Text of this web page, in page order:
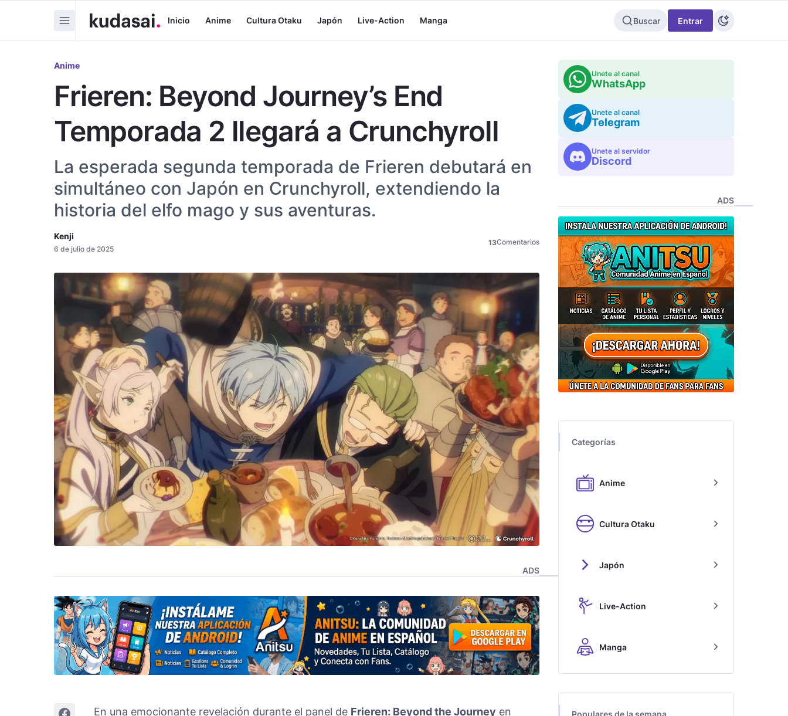
Inicio Anime Cultura Otaku Japón Live-Action Manga Buscar Entrar
Anime
Frieren: Beyond Journey’s End
Temporada 2 llegará a Crunchyroll
La esperada segunda temporada de Frieren debutará en
simultáneo con Japón en Crunchyroll, extendiendo la
historia del elfo mago y sus aventuras.
Kenji
6 de julio de 2025
13Comentarios
ADS
En una emocionante revelación durante el panel de Frieren: Beyond the Journey en
Unete al canal
WhatsApp
Unete al canal
Telegram
Unete al servidor
Discord
ADS
Categorías
Anime
Cultura Otaku
Japón
Live-Action
Manga
Populares de la semana